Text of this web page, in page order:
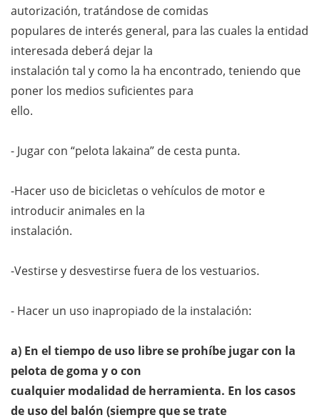
autorización, tratándose de comidas
populares de interés general, para las cuales la entidad
interesada deberá dejar la
instalación tal y como la ha encontrado, teniendo que
poner los medios suficientes para
ello.
- Jugar con “pelota lakaina” de cesta punta.
-Hacer uso de bicicletas o vehículos de motor e
introducir animales en la
instalación.
-Vestirse y desvestirse fuera de los vestuarios.
- Hacer un uso inapropiado de la instalación:
a) En el tiempo de uso libre se prohíbe jugar con la
pelota de goma y o con
cualquier modalidad de herramienta. En los casos
de uso del balón (siempre que se trate